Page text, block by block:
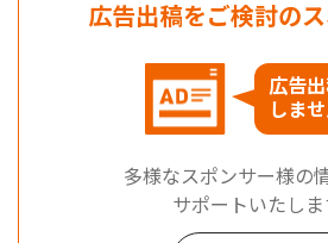
広告出稿をご検討の
広告
しま
多様なスポンサー様の
サポートいたしま